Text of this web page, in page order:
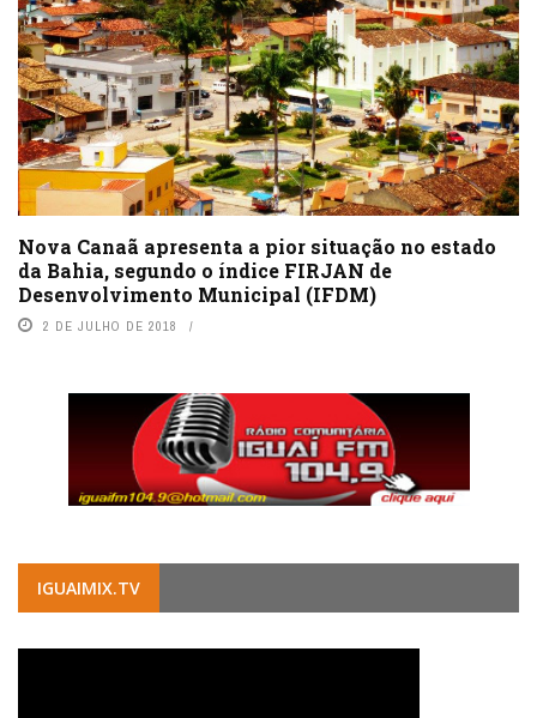
Nova Canaã apresenta a pior situação no estado
da Bahia, segundo o índice FIRJAN de
Desenvolvimento Municipal (IFDM)
2 DE JULHO DE 2018
IGUAIMIX.TV